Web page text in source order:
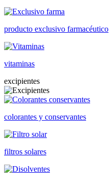
producto exclusivo farmacéutico
vitaminas
excipientes
colorantes y conservantes
filtros solares